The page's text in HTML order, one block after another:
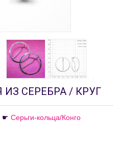
СЕРЕБРА / КРУГ
☛ Серьги-кольца/Конго